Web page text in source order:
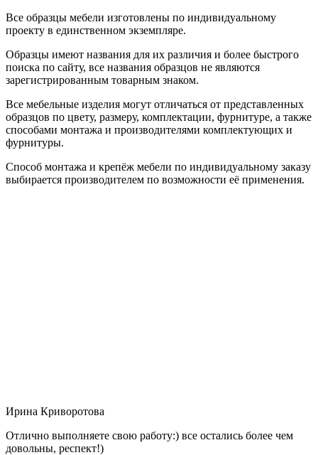
Все образцы мебели изготовлены по индивидуальному
проекту в единственном экземпляре.
Образцы имеют названия для их различия и более быстрого
поиска по сайту, все названия образцов не являются
зарегистрированным товарным знаком.
Все мебельные изделия могут отличаться от представленных
образцов по цвету, размеру, комплектации, фурнитуре, а также
способами монтажа и производителями комплектующих и
фурнитуры.
Способ монтажа и крепёж мебели по индивидуальному заказу
выбирается производителем по возможности её применения.
Ирина Криворотова
Отлично выполняете свою работу:) все остались более чем
довольны, респект!)